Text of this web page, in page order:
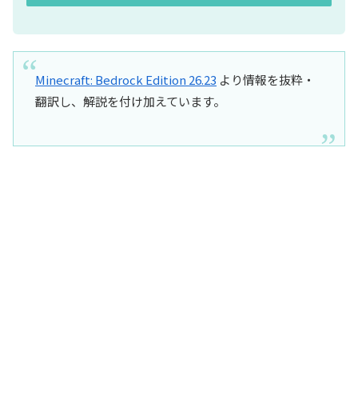
Minecraft: Bedrock Edition 26.23 より情報を抜粋・
翻訳し、解説を付け加えています。